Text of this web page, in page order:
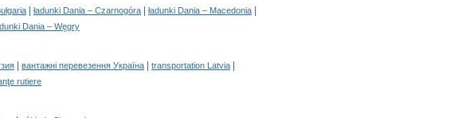
ładunki Dania – Czarnogóra ładunki Dania – Macedonia
Dania – Węgry
вантажні перевезення Україна transportation Latvia
rutiere